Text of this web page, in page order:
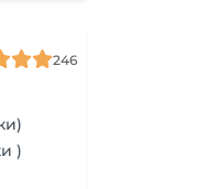
246
)